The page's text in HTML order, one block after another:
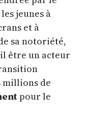
jeunes à
et à
sa notoriété,
être un acteur
millions de
pour le